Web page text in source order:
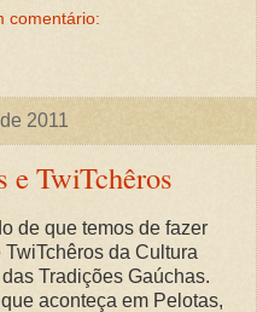
comentário:
2011
e TwiTchêros
de que temos de fazer
da Cultura
Tradições Gaúchas.
aconteça em Pelotas,